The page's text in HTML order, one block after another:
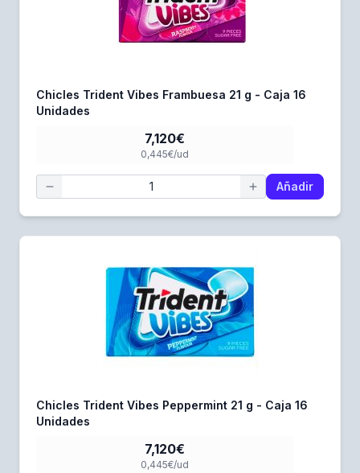
Chicles Trident Vibes Frambuesa 21 g - Caja 16
Unidades
7,120€
0,445€/ud
Añadir
Chicles Trident Vibes Peppermint 21 g - Caja 16
Unidades
7,120€
0,445€/ud